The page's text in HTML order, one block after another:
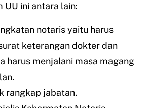
ini antara lain:
notaris yaitu harus
keterangan dokter dan
harus menjalani masa magang
rangkap jabatan.